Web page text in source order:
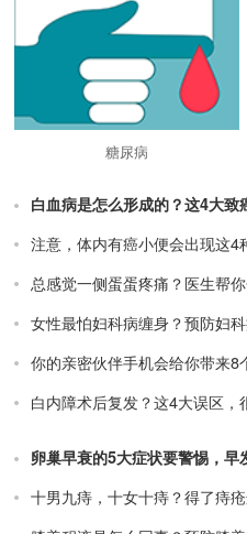
糖尿病
白血病是怎么形成的？这4大致
注意，体内有癌小便会出现这4
总感觉一侧蛋蛋疼痛？医生帮
女性最怕妇科病缠身？预防妇
你的亲密伙伴手机会给你带来8
白内障术后复发？这4大误区，
卵巢早衰的5大症状要警惕，早
十男九痔，十女十痔？得了痔